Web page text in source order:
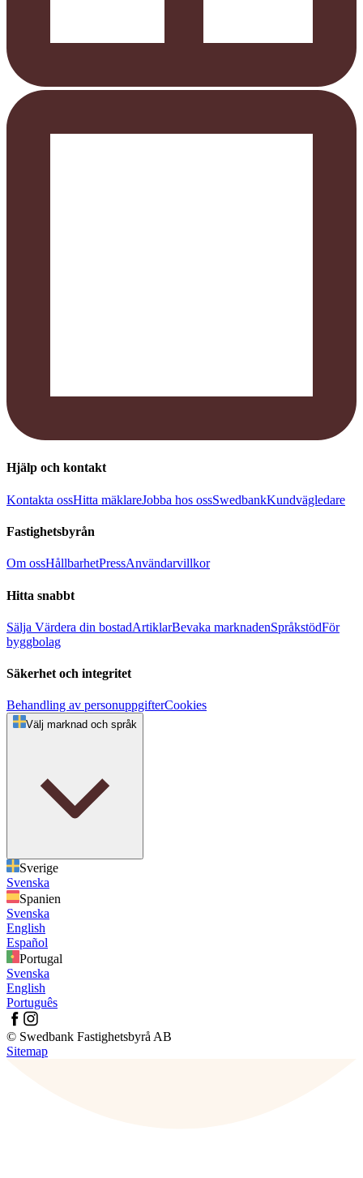
Hjälp och kontakt
Kontakta ossHitta mäklareJobba hos ossSwedbankKundvägledare
Fastighetsbyrån
Om ossHållbarhetPressAnvändarvillkor
Hitta snabbt
Sälja Värdera din bostadArtiklarBevaka marknadenSpråkstödFör
byggbolag
Säkerhet och integritet
Behandling av personuppgifterCookies
Välj marknad och språk
Sverige
Svenska
Spanien
Svenska
English
Español
Portugal
Svenska
English
Português
© Swedbank Fastighetsbyrå AB
Sitemap